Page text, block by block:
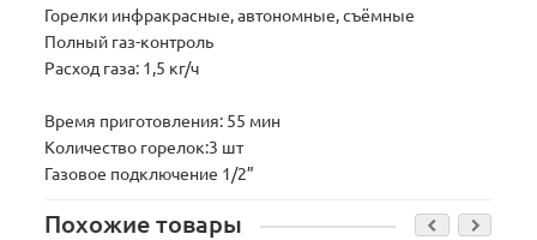
Горелки инфракрасные, автономные, съёмные
Полный газ-контроль
Расход газа: 1,5 кг/ч
Время приготовления: 55 мин
Количество горелок:3 шт
Газовое подключение 1/2”
Похожие товары